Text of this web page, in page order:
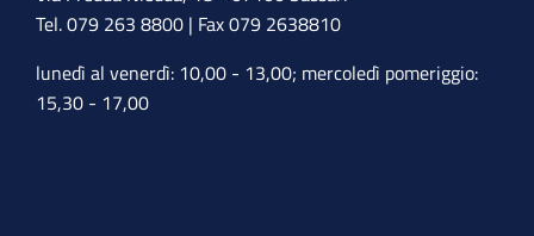
Tel. 079 263 8800 | Fax 079 2638810
lunedì al venerdì: 10,00 - 13,00; mercoledì pomeriggio:
15,30 - 17,00